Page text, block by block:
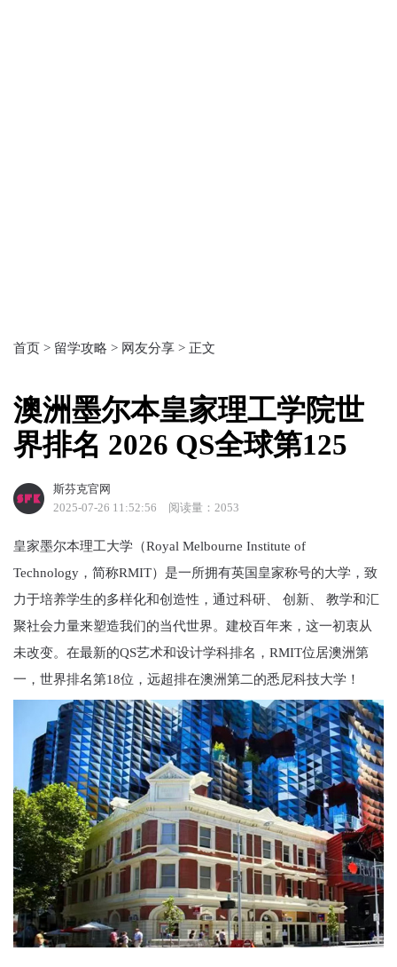
首页 > 留学攻略 > 网友分享 > 正文
澳洲墨尔本皇家理工学院世
界排名 2026 QS全球第125
斯芬克官网
2025-07-26 11:52:56
阅读量：2053
皇家墨尔本理工大学（Royal Melbourne Institute of
Technology，简称RMIT）是一所拥有英国皇家称号的大学，致
力于培养学生的多样化和创造性，通过科研、 创新、 教学和汇
聚社会力量来塑造我们的当代世界。建校百年来，这一初衷从
未改变。在最新的QS艺术和设计学科排名，RMIT位居澳洲第
一，世界排名第18位，远超排在澳洲第二的悉尼科技大学！